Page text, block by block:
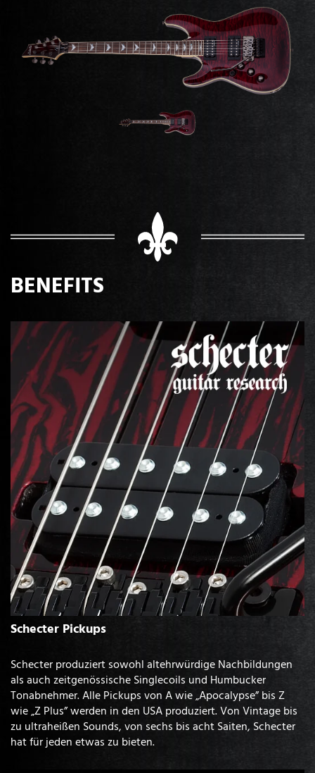
BENEFITS
Schecter Pickups
Schecter produziert sowohl altehrwürdige Nachbildungen
als auch zeitgenössische Singlecoils und Humbucker
Tonabnehmer. Alle Pickups von A wie „Apocalypse” bis Z
wie „Z Plus” werden in den USA produziert. Von Vintage bis
zu ultraheißen Sounds, von sechs bis acht Saiten, Schecter
hat für jeden etwas zu bieten.